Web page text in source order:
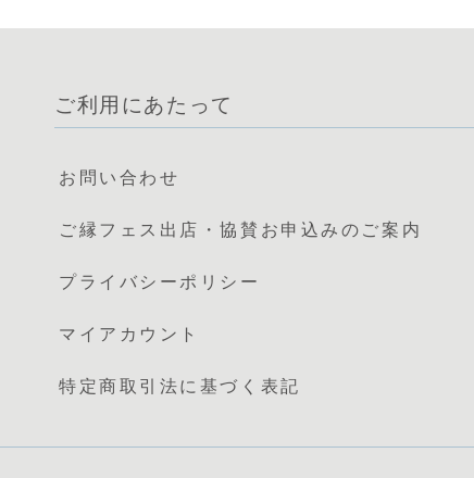
ご利用にあたって
お問い合わせ
ご縁フェス出店・協賛お申込みのご案内
プライバシーポリシー
マイアカウント
特定商取引法に基づく表記